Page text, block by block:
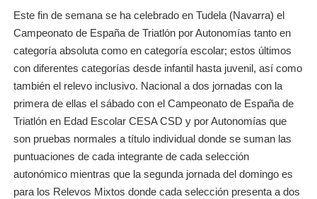
Este fin de semana se ha celebrado en Tudela (Navarra) el
Campeonato de España de Triatlón por Autonomías tanto en
categoría absoluta como en categoría escolar; estos últimos
con diferentes categorías desde infantil hasta juvenil, así como
también el relevo inclusivo. Nacional a dos jornadas con la
primera de ellas el sábado con el Campeonato de España de
Triatlón en Edad Escolar CESA CSD y por Autonomías que
son pruebas normales a título individual donde se suman las
puntuaciones de cada integrante de cada selección
autonómico mientras que la segunda jornada del domingo es
para los Relevos Mixtos donde cada selección presenta a dos